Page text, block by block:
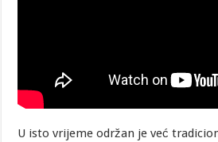
U isto vrijeme održan je već